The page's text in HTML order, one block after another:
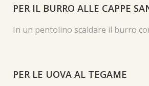
PER IL BURRO ALLE CAPPE
In un pentolino scaldare il burro
PER LE UOVA AL TEGAME